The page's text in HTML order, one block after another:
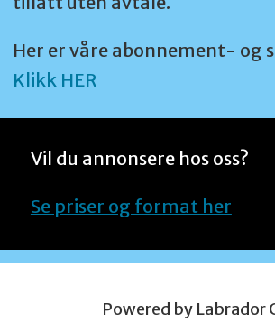
Her er våre abonnement- og
Klikk HER
Vil du annonsere hos oss?
Se priser og format her
Powered by Labrador